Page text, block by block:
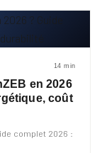
14 min
en 2026
coût
complet 2026 :